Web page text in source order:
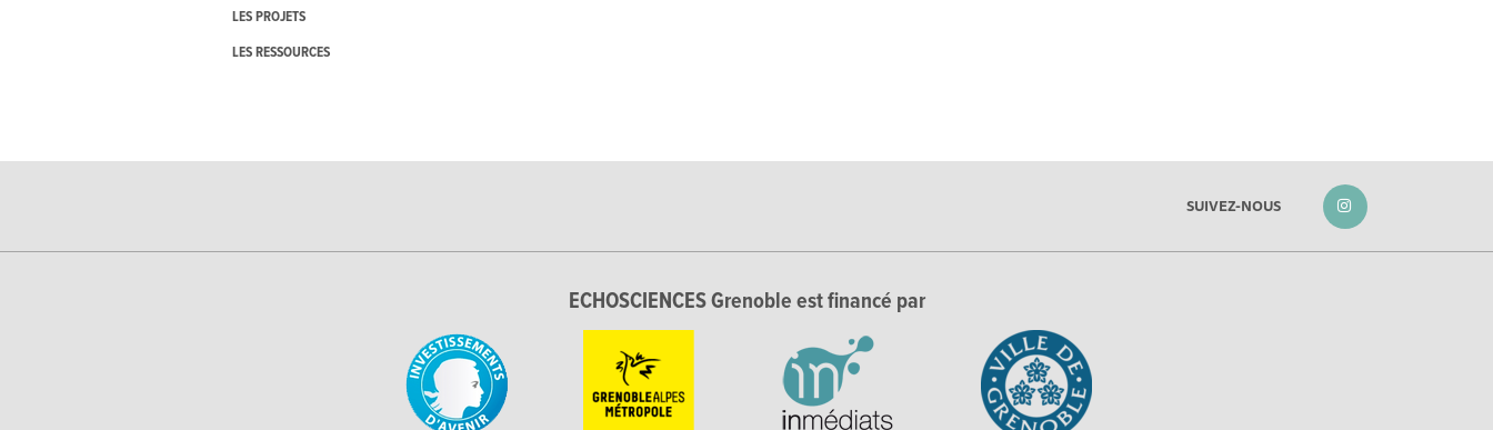
LES PROJETS
LES RESSOURCES
SUIVEZ-NOUS
ECHOSCIENCES Grenoble est financé par